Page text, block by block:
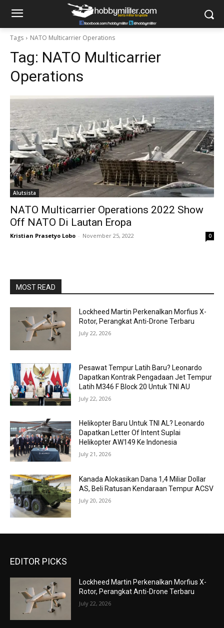
Tags NATO Multicarrier Operations
Tag: NATO Multicarrier
Operations
Alutsista
NATO Multicarrier Operations 2022 Show
Off NATO Di Lautan Eropa
Kristian Prasetyo Lobo - November 25, 2022 0
MOST READ
Lockheed Martin Perkenalkan Morfius X-
Rotor, Perangkat Anti-Drone Terbaru
July 22, 2026
Pesawat Tempur Latih Baru? Leonardo
Dapatkan Kontrak Pengadaan Jet Tempur
Latih M346 F Block 20 Untuk TNI AU
July 22, 2026
Helikopter Baru Untuk TNI AL? Leonardo
Dapatkan Letter Of Intent Suplai
Helikopter AW149 Ke Indonesia
July 21, 2026
Kanada Alokasikan Dana 1,4 Miliar Dollar
AS, Beli Ratusan Kendaraan Tempur ACSV
July 20, 2026
EDITOR PICKS
Lockheed Martin Perkenalkan Morfius X-
Rotor, Perangkat Anti-Drone Terbaru
July 22, 2026